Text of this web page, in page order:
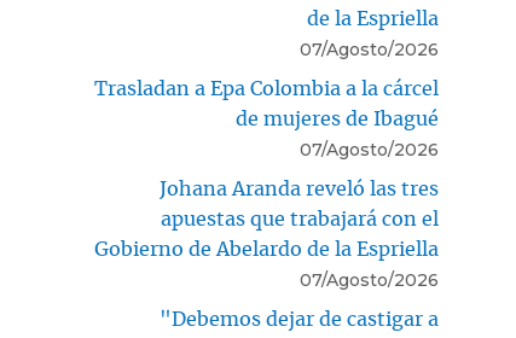
de la Espriella
07/Agosto/2026
Trasladan a Epa Colombia a la cárcel
de mujeres de Ibagué
07/Agosto/2026
Johana Aranda reveló las tres
apuestas que trabajará con el
Gobierno de Abelardo de la Espriella
07/Agosto/2026
"Debemos dejar de castigar a